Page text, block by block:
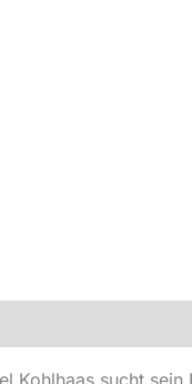
Kohlhaas sucht